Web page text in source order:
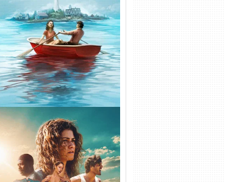
O Segredo de Widow’s Bay
1ª Temporada Torrent (2026)
WEB-DL 1080p Dual Áudio